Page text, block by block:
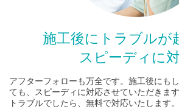
施工後にトラブルが
スピーディに
アフターフォローも万全です。施工後にも
ても、スピーディに対応させていただきま
トラブルでしたら、無料で対応いたします。